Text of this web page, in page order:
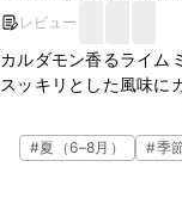
レビュー
カルダモン香るライム
スッキリとした風味に
とした味わいでくせに
しいです。ぜひ、お試
#夏（6–8月） #季